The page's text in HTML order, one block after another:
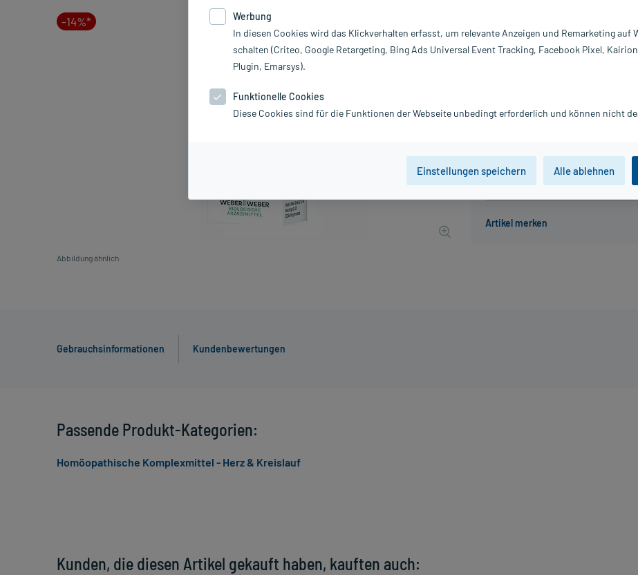
-14%*
Abbildung ähnlich
Grundpreis: 341,60 € / l
Der Artikel ist momentan nicht
Beratung für Produktalternativen:
Hersteller:
Gebrauchsinformationen Kundenbewertungen
Kunden, die diesen Artikel gekauft haben, kauften auch:
Passende Produkt-Kategorien:
Homöopathische Komplexmittel - Herz & Kreislauf
Werbung
In diesen Cookies wird das Klickverhalten erfasst, um relevante Anzeigen und Remarketing auf
schalten (Criteo, Google Retargeting, Bing Ads Universal Event Tracking, Facebook Pixel,
Plugin, Emarsys).
Funktionelle Cookies
Diese Cookies sind für die Funktionen der Webseite unbedingt erforderlich und können nicht
Einstellungen speichern Alle ablehnen